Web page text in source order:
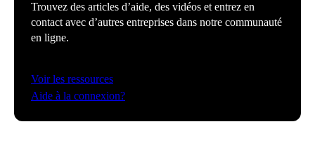
Trouvez des articles d’aide, des vidéos et entrez en
contact avec d’autres entreprises dans notre communauté
en ligne.
Voir les ressources
Aide à la connexion?